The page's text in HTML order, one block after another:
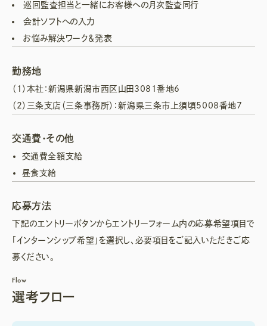
巡回監査担当と一緒にお客様への月次監査同行
会計ソフトへの入力
お悩み解決ワーク＆発表
勤務地
（1）本社：新潟県新潟市西区山田3081番地6
（2）三条支店（三条事務所）：新潟県三条市上須頃5008番地7
交通費・その他
交通費全額支給
昼食支給
応募方法
下記のエントリーボタンからエントリーフォーム内の応募希望項目で
「インターンシップ希望」を選択し、必要項目をご記入いただきご応
募ください。
Flow
選考フロー